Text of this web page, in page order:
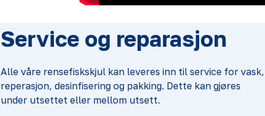
Service og reparasjon
Alle våre rensefiskskjul kan leveres inn til service for vask,
reperasjon, desinfisering og pakking. Dette kan gjøres
under utsettet eller mellom utsett.